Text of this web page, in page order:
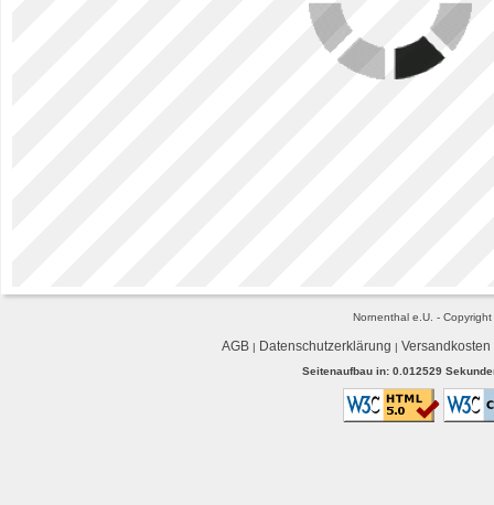
Nornenthal e.U. -
AGB| Datenschutzerklärung | Versandkosten
Seitenaufbau in: 0.012529